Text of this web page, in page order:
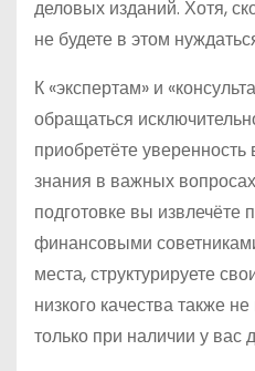
деловых изданий. Хотя,
не будете в этом
К «экспертам» и
обращаться
приобретёте
знания в важных
подготовке вы извлечёте
финансовыми
места, структурируете
низкого качества также
только при наличии у вас